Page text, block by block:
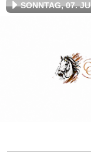
SONNTAG, 07.